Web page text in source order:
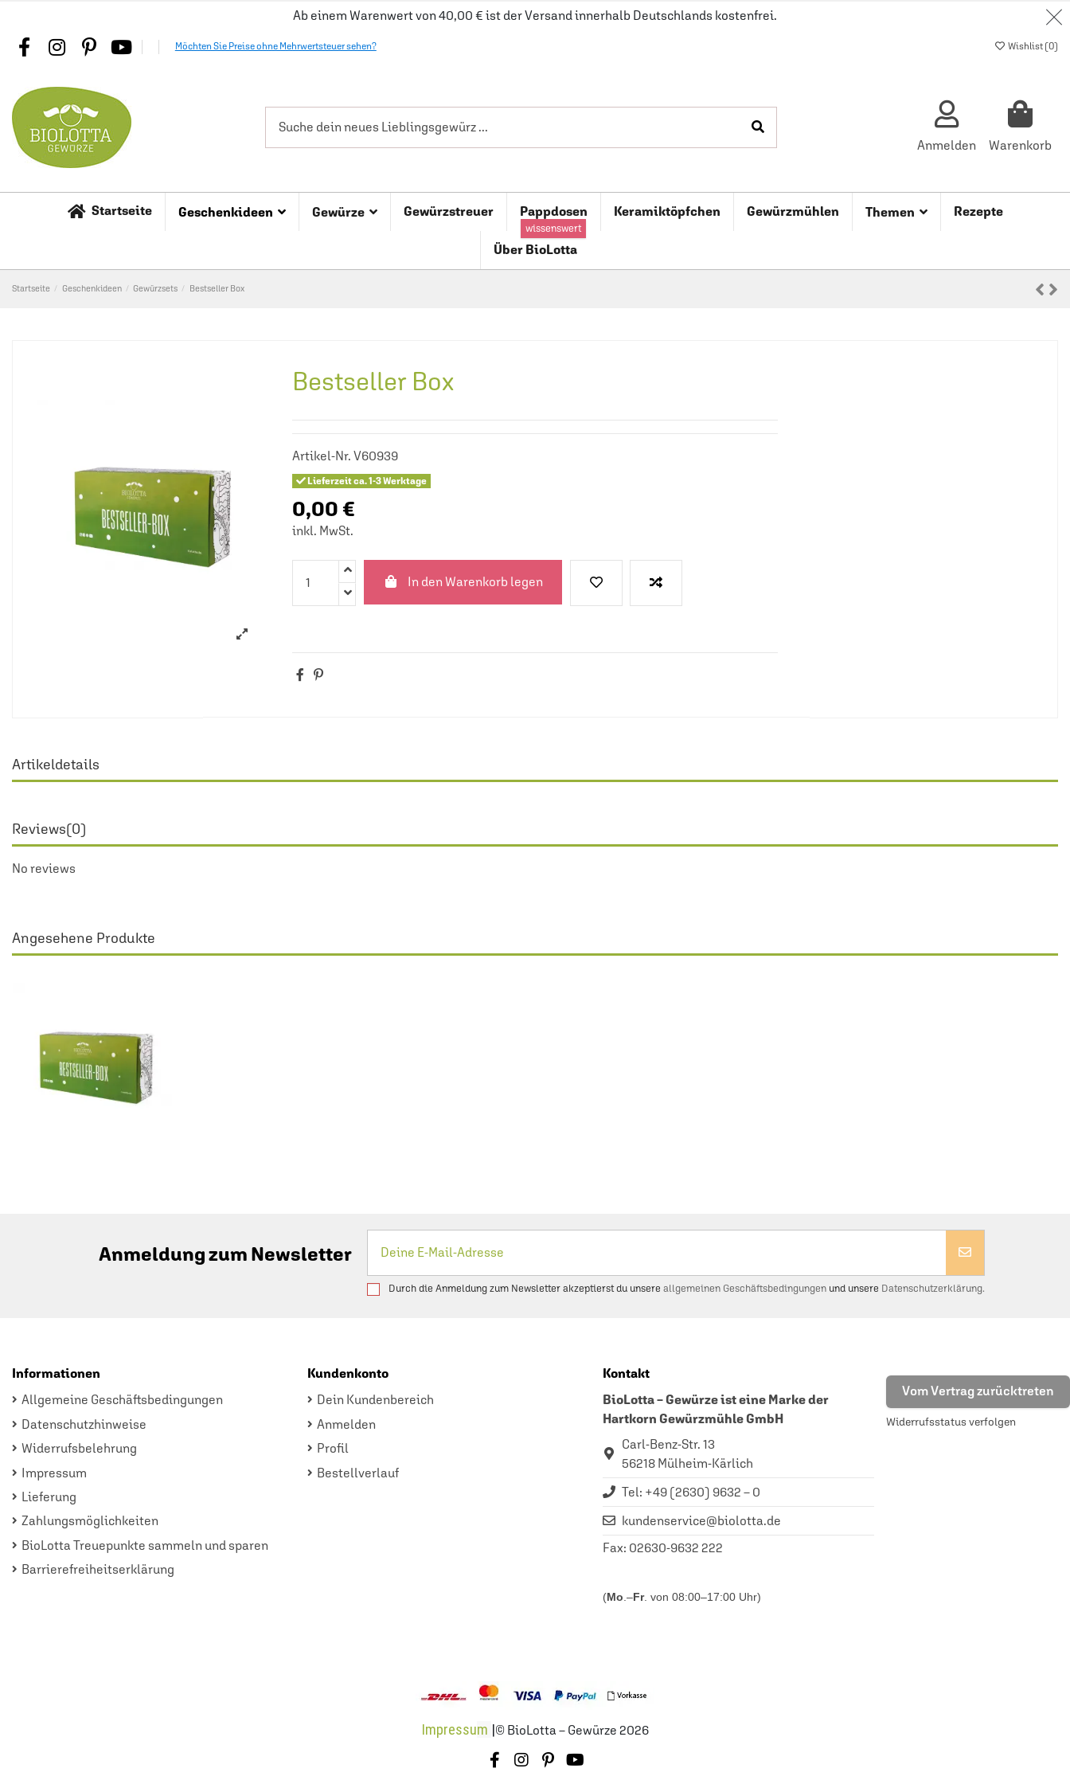
Ab einem Warenwert von 40,00 € ist der Versand innerhalb Deutschlands kostenfrei.
Möchten Sie Preise ohne Mehrwertsteuer sehen? Wishlist (0)
Anmelden Warenkorb
Startseite Geschenkideen Gewürze Gewürzstreuer Pappdosen Keramiktöpfchen Gewürzmühlen Themen Rezepte
Über BioLotta
wissenswert
Startseite Geschenkideen Gewürzsets Bestseller Box
Bestseller Box
Artikel-Nr. V60939
Lieferzeit ca. 1-3 Werktage
0,00 €
inkl. MwSt.
In den Warenkorb legen
Artikeldetails
Reviews(0)
No reviews
Angesehene Produkte
Anmeldung zum Newsletter
Durch die Anmeldung zum Newsletter akzeptierst du unsere allgemeinen Geschäftsbedingungenund unsere Datenschutzerklärung.
Informationen
Allgemeine Geschäftsbedingungen
Datenschutzhinweise
Widerrufsbelehrung
Impressum
Lieferung
Zahlungsmöglichkeiten
BioLotta Treuepunkte sammeln und sparen
Barrierefreiheitserklärung
Kundenkonto
Dein Kundenbereich
Anmelden
Profil
Bestellverlauf
Kontakt
BioLotta – Gewürze ist eine Marke der
Hartkorn Gewürzmühle GmbH
Carl-Benz-Str. 13
56218 Mülheim-Kärlich
Tel: +49 (2630) 9632 – 0
kundenservice@biolotta.de
Fax: 02630-9632 222
(Mo .–Fr. von 08:00–17:00 Uhr)
Vom Vertrag zurücktreten
Widerrufsstatus verfolgen
Impressum |© BioLotta – Gewürze 2026